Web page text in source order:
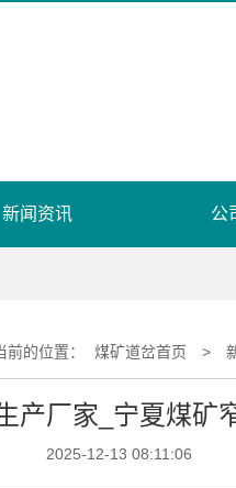
新闻资讯 公
前的位置： 煤矿道岔首页 >
产厂家_宁夏煤矿
2025-12-13 08:11:06